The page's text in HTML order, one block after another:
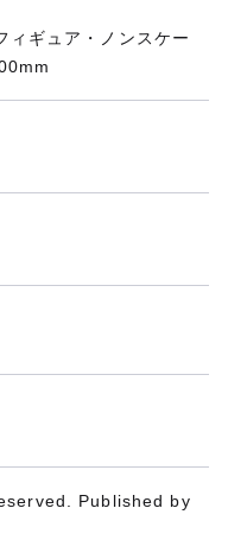
ィギュア・ノンスケー
Published by